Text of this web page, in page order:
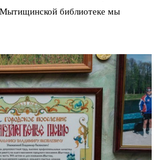
библиотеке мы